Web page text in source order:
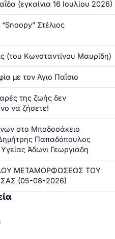
(εγκαίνια 16 Ιουλίου 2026)
Στέλιος
(του Κωνσταντίνου Μαυρίδη)
με τον Άγιο Παΐσιο
της ζωής δεν
να ζήσετε!
στο Μποδοσάκειο
Παπαδόπουλος
Άδωνι Γεωργιάδη
ΜΕΤΑΜΟΡΦΩΣΕΩΣ ΤΟΥ
(05-08-2026)